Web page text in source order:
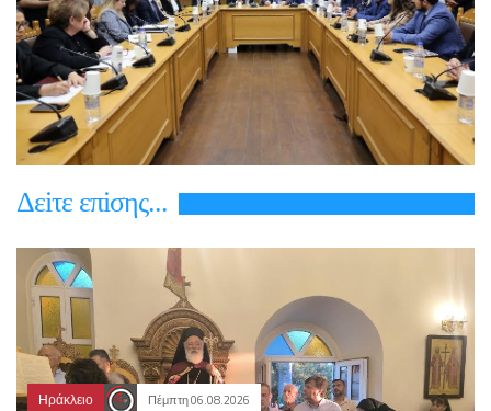
Δεiτε επiσης...
Ηράκλειο Πέμπτη 06.08.2026